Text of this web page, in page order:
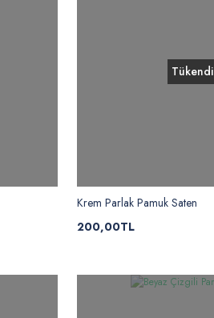
Tükendi
Krem Parlak Pamuk Saten
200,00TL